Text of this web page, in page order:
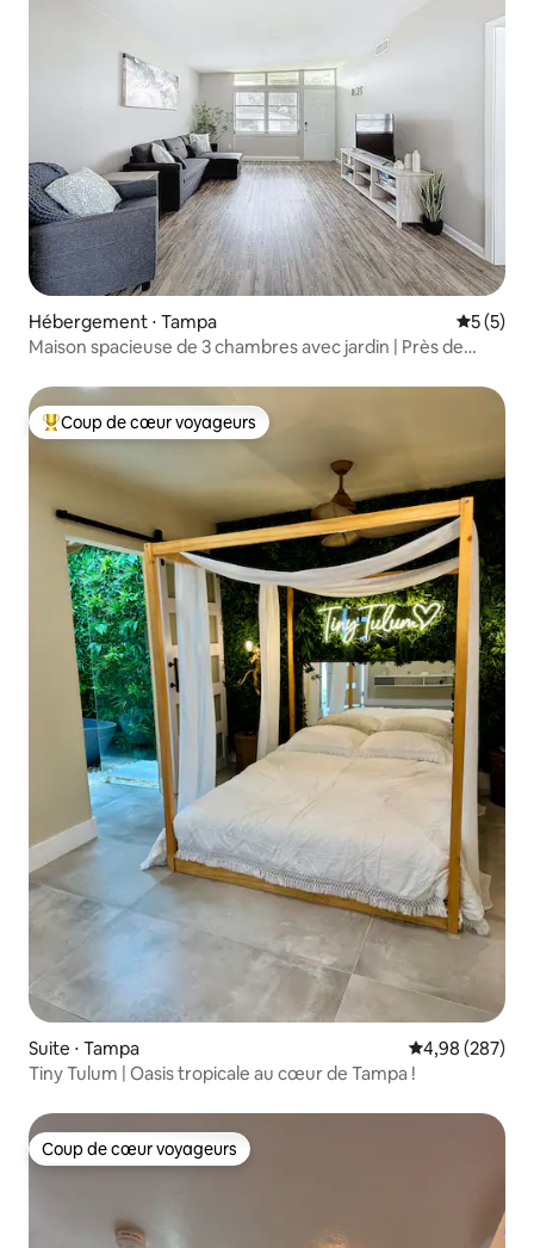
Hébergement ⋅ Tampa
5 (5)
Maison spacieuse de 3 chambres avec jardin | Près de
Coups de cœur voyageurs les plus appréciés
Coup de cœur voyageurs
Suite ⋅ Tampa Évaluation
4,98 (287)
Tiny Tulum | Oasis tropicale au cœur de Tampa !
Coup de cœur voyageurs
Coup de cœur voyageurs